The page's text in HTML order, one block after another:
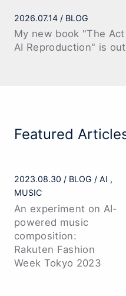
2026.07.14 BLOG
My new book "The
AI Reproduction" is out
Featured
2023.08.30 BLOG
AI
MUSIC
An experiment on AI-
powered music
composition:
Rakuten Fashion
Week Tokyo 2023